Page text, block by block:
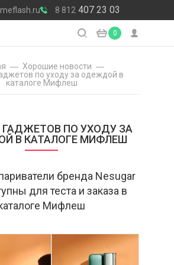
8 812 407 23 03
0
Хорошие новости
по уходу за одеждой в
каталоге Мифлеш
ГАДЖЕТОВ ПО УХОДУ ЗА
В КАТАЛОГЕ МИФЛЕШ
бренда Nesugar
для теста и заказа в
Мифлеш